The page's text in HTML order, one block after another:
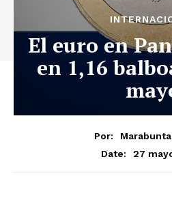
El euro en
en 1,16
Por:
Date:
27